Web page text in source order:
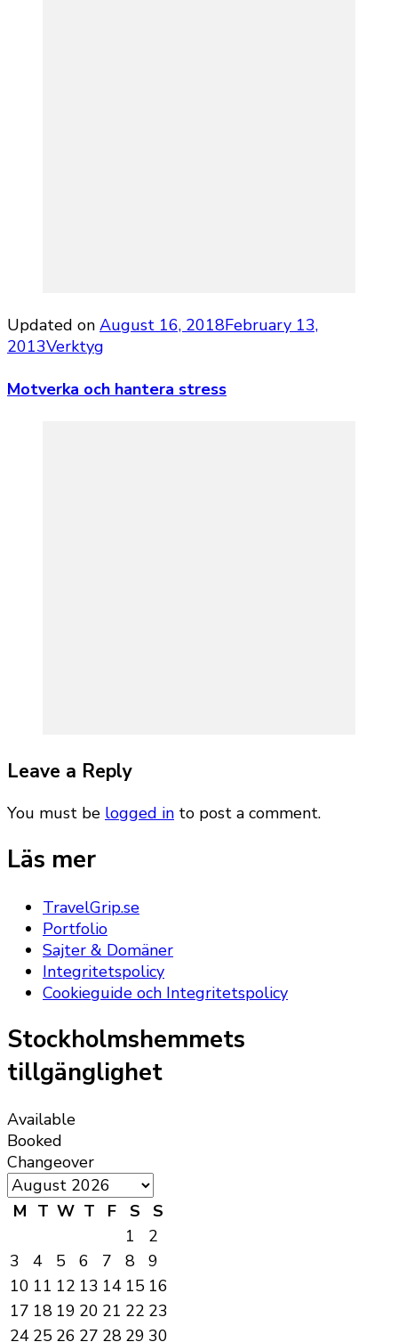
Updated on August 16, 2018February 13,
2013Verktyg
Motverka och hantera stress
Leave a Reply
You must be logged in to post a comment.
Läs mer
TravelGrip.se
Portfolio
Sajter & Domäner
Integritetspolicy
Cookieguide och Integritetspolicy
Stockholmshemmets
tillgänglighet
Available
Booked
Changeover
M T W T F S
S
1
2
3
4 5 6 7 8
9
10 11 12 13 14 15 16
17 18 19 20 21 22 23
24 25 26 27 28 29 30